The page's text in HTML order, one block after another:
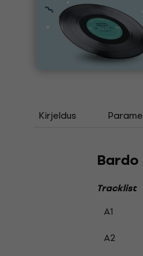
Kirjeldus
Tracklist
A1
A2